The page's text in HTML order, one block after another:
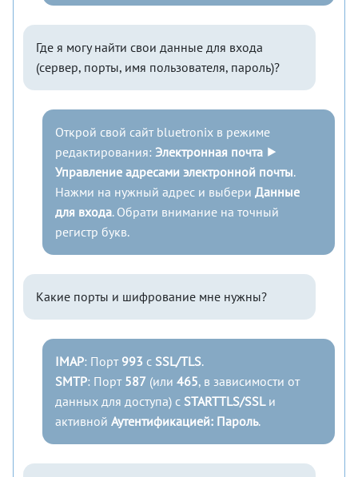
Где я могу найти свои данные для входа
(сервер, порты, имя пользователя, пароль)?
Открой свой сайт bluetronix в режиме
редактирования: Электронная почта ⯈
Управление адресами электронной почты.
Нажми на нужный адрес и выбери Данные
для входа. Обрати внимание на точный
регистр букв.
Какие порты и шифрование мне нужны?
IMAP: Порт 993 с SSL/TLS.
SMTP: Порт 587 (или 465, в зависимости от
данных для доступа) с STARTTLS/SSLи
активной Аутентификацией: Пароль.